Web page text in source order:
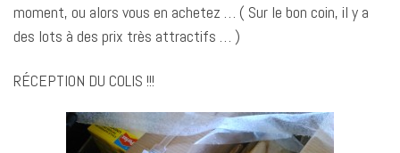
moment, ou alors vous en achetez … ( Sur le bon coin, il y a
des lots à des prix très attractifs … )
RÉCEPTION DU COLIS !!!